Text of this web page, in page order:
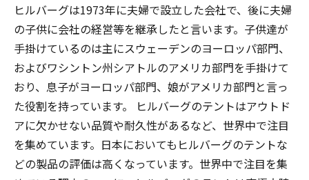
ヒルバーグは1973年に夫婦で設立した会社で、後に夫婦
の子供に会社の経営等を継承したと言います。子供達が
手掛けているのは主にスウェーデンのヨーロッパ部門、
およびワシントン州シアトルのアメリカ部門を手掛けて
おり、息子がヨーロッパ部門、娘がアメリカ部門と言っ
た役割を持っています。 ヒルバーグのテントはアウトド
アに欠かせない品質や耐久性があるなど、世界中で注目
を集めています。日本においてもヒルバーグのテントな
どの製品の評価は高くなっています。世界中で注目を集